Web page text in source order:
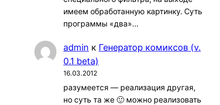
имеем обработанную картинку. Суть
программы «два»…
admin к Генератор комиксов (v.
0.1 beta)
16.03.2012
разумеется — реализация другая,
но суть та же 🙂 можно реализовать